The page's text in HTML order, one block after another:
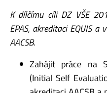
K dílčímu cíli DZ VŠE
EPAS, akreditaci EQUIS a
AACSB.
Zahájit práce na
(Initial Self